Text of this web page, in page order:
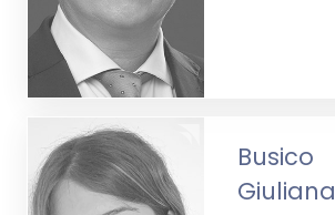
Busico
Giuliana